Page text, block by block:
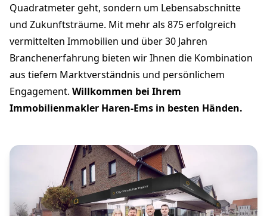
Quadratmeter geht, sondern um Lebensabschnitte
und Zukunftsträume. Mit mehr als 875 erfolgreich
vermittelten Immobilien und über 30 Jahren
Branchenerfahrung bieten wir Ihnen die Kombination
aus tiefem Marktverständnis und persönlichem
Engagement. Willkommen bei Ihrem
Immobilienmakler Haren-Ems in besten Händen.